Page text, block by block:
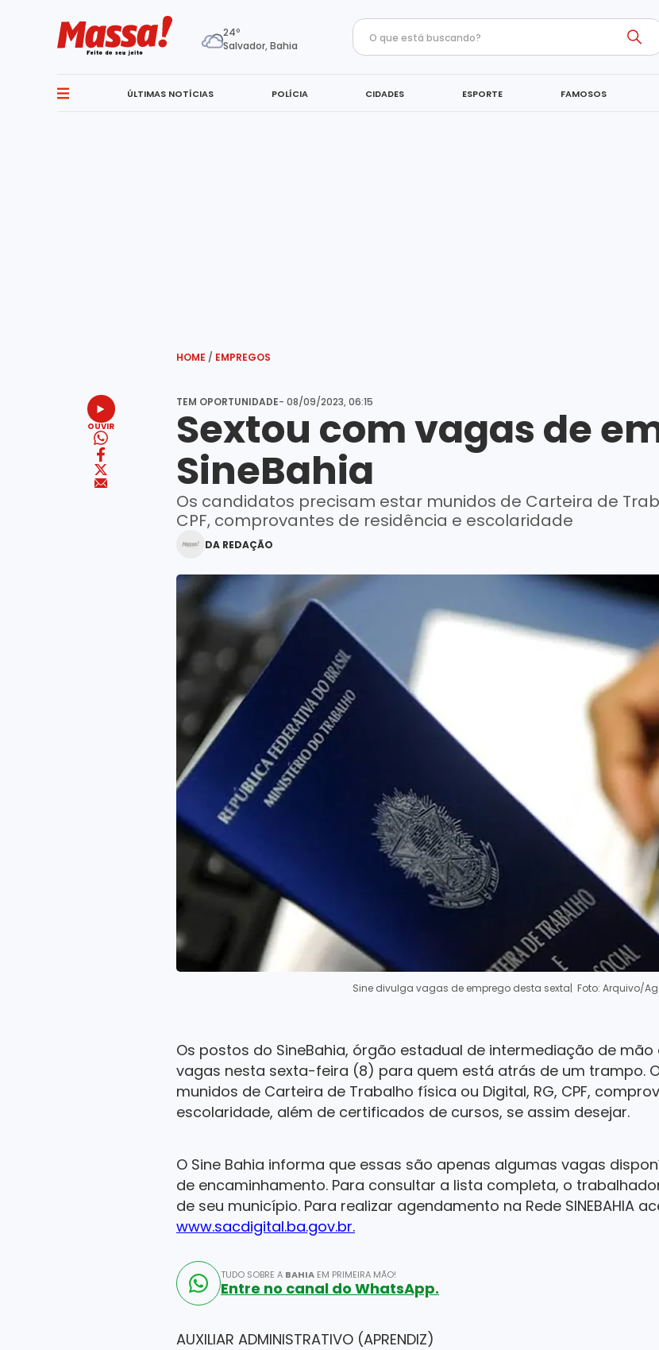
24º
Salvador, Bahia
ÚLTIMAS NOTÍCIAS POLÍCIA CIDADES ESPORTE FAMOSOS
HOME / EMPREGOS
OUVIR
TEM OPORTUNIDADE- 08/09/2023, 06:15
Sextou com vagas de
SineBahia
Os candidatos precisam estar munidos de Carteira de
CPF, comprovantes de residência e escolaridade
DA REDAÇÃO
Sine divulga vagas de emprego desta sexta| Foto: Arquivo/
Os postos do SineBahia, órgão estadual de intermediação de
vagas nesta sexta-feira (8) para quem está atrás de um trampo.
munidos de Carteira de Trabalho física ou Digital, RG, CPF,
escolaridade, além de certificados de cursos, se assim desejar.
O Sine Bahia informa que essas são apenas algumas vagas
de encaminhamento. Para consultar a lista completa, o
de seu município. Para realizar agendamento na Rede SINEBAHIA
www.sacdigital.ba.gov.br.
TUDO SOBRE A BAHIA EM PRIMEIRA MÃO!
Entre no canal do WhatsApp.
AUXILIAR ADMINISTRATIVO (APRENDIZ)